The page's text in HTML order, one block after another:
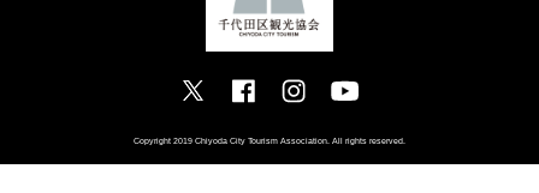
Copyright 2019 Chiyoda City Tourism Association. All rights reserved.